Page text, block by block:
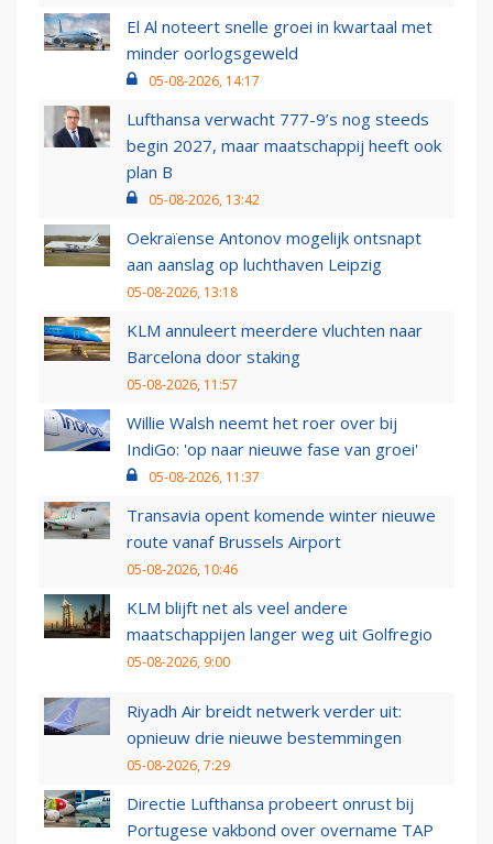
El Al noteert snelle groei in kwartaal met
minder oorlogsgeweld
05-08-2026, 14:17
Lufthansa verwacht 777-9’s nog steeds
begin 2027, maar maatschappij heeft ook
plan B
05-08-2026, 13:42
Oekraïense Antonov mogelijk ontsnapt
aan aanslag op luchthaven Leipzig
05-08-2026, 13:18
KLM annuleert meerdere vluchten naar
Barcelona door staking
05-08-2026, 11:57
Willie Walsh neemt het roer over bij
IndiGo: 'op naar nieuwe fase van groei'
05-08-2026, 11:37
Transavia opent komende winter nieuwe
route vanaf Brussels Airport
05-08-2026, 10:46
KLM blijft net als veel andere
maatschappijen langer weg uit Golfregio
05-08-2026, 9:00
Riyadh Air breidt netwerk verder uit:
opnieuw drie nieuwe bestemmingen
05-08-2026, 7:29
Directie Lufthansa probeert onrust bij
Portugese vakbond over overname TAP